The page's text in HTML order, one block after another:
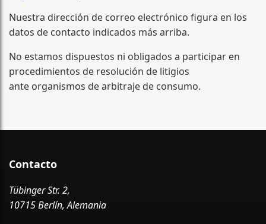
Nuestra dirección de correo electrónico figura en los
datos de contacto indicados más arriba.
No estamos dispuestos ni obligados a participar en
procedimientos de resolución de litigios
ante organismos de arbitraje de consumo.
Contacto
Tübinger Str. 2,
10715 Berlín, Alemania